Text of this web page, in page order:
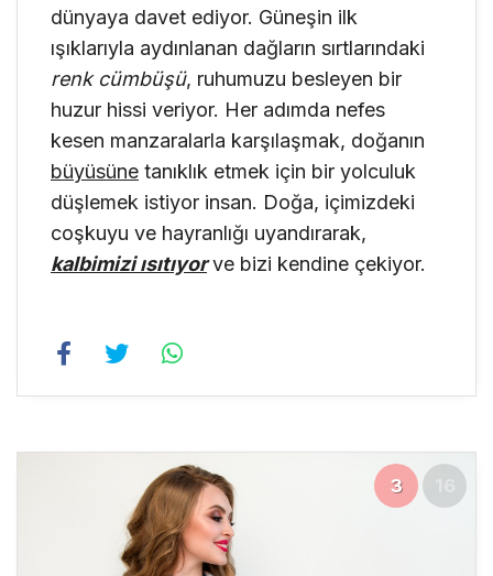
dünyaya davet ediyor. Güneşin ilk
ışıklarıyla aydınlanan dağların sırtlarındaki
renk cümbüşü, ruhumuzu besleyen bir
huzur hissi veriyor. Her adımda nefes
kesen manzaralarla karşılaşmak, doğanın
büyüsüne tanıklık etmek için bir yolculuk
düşlemek istiyor insan. Doğa, içimizdeki
coşkuyu ve hayranlığı uyandırarak,
kalbimizi ısıtıyorve bizi kendine çekiyor.
3